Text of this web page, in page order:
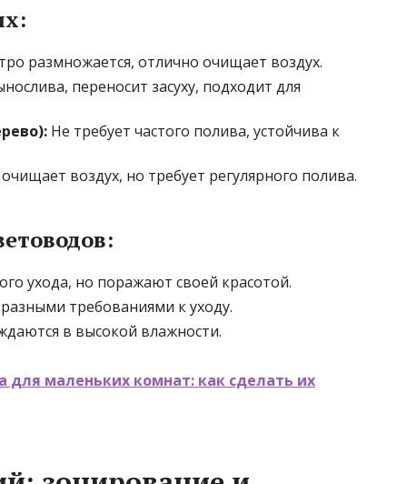
размножается, отлично очищает воздух.
переносит засуху, подходит для
Не требует частого полива, устойчива к
воздух, но требует регулярного полива.
ухода, но поражают своей красотой.
требованиями к уходу.
в высокой влажности.
для маленьких комнат: как сделать их